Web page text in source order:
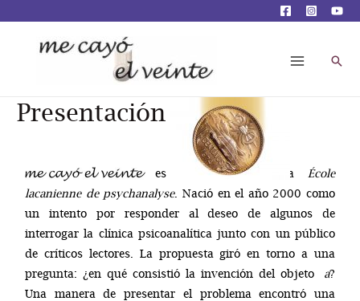
Presentación
es una editorial de la École
lacanienne de psychanalyse. Nació en el año 2000 como
un intento por responder al deseo de algunos de
interrogar la clínica psicoanalítica junto con un público
de críticos lectores. La propuesta giró en torno a una
pregunta: ¿en qué consistió la invención del objeto a?
Una manera de presentar el problema encontró una